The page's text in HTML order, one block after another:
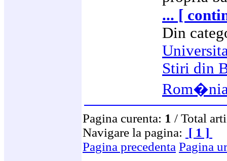
... [
Din
Stiri din
Pagina curenta: 1 / Total
Navigare la pagina: [ 1 ]
Pagina precedenta Pagina